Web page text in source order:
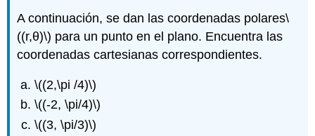
A continuación, se dan las coordenadas polares\
((r,θ)\) para un punto en el plano. Encuentra las
coordenadas cartesianas correspondientes.
\((2,\pi /4)\)
\((-2, \pi/4)\)
\((3, \pi/3)\)